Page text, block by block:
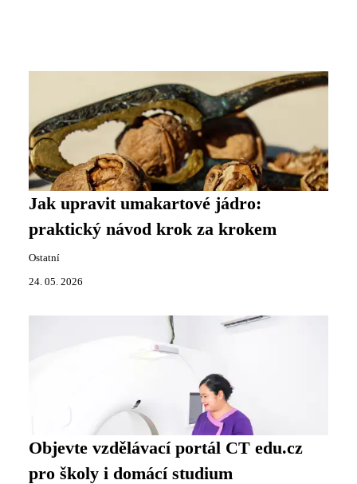
Jak upravit umakartové jádro:
praktický návod krok za krokem
Ostatní
24. 05. 2026
Objevte vzdělávací portál CT edu.cz
pro školy i domácí studium